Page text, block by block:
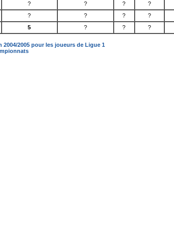
? ? ? ?
? ? ? ?
5 ? ? ?
2005 pour les joueurs de Ligue 1